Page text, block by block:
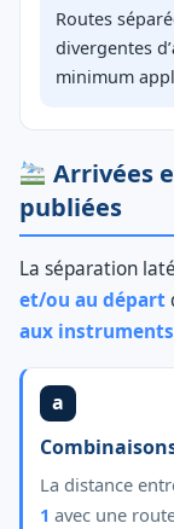
Routes
divergentes d’
minimum
Arrivées
publiées
La séparation
et/ou au départ
aux instruments
a
La distance
1 avec une